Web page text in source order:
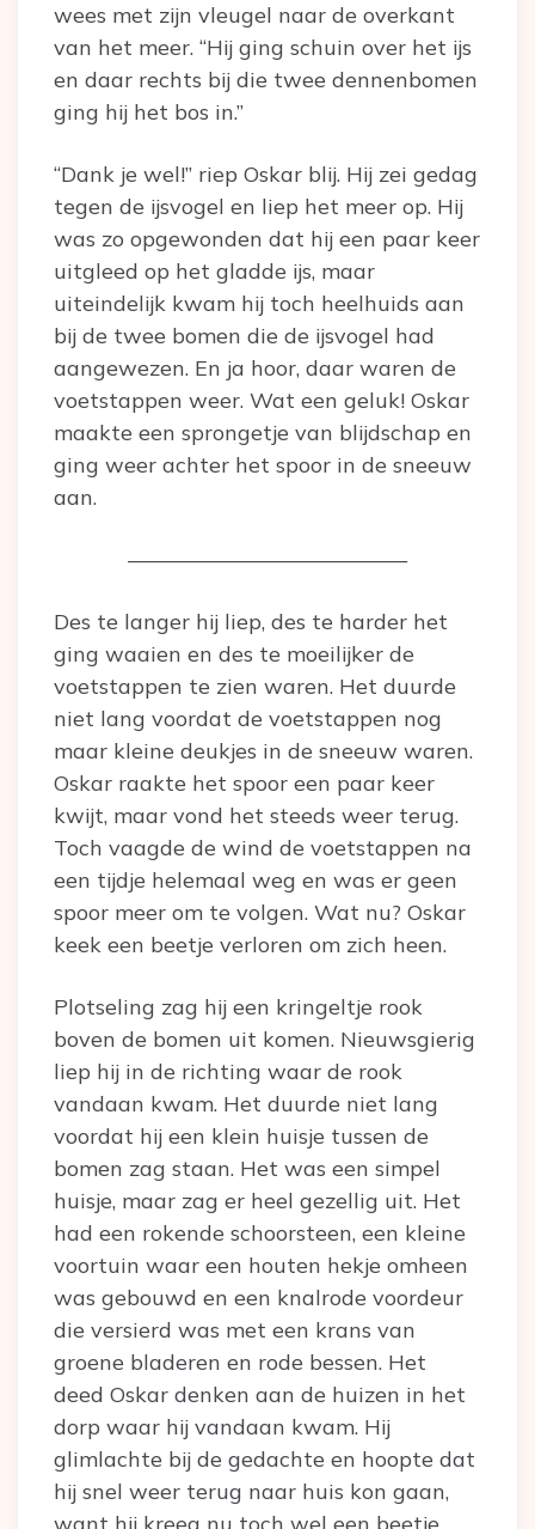
wees met zijn vleugel naar de overkant
van het meer. “Hij ging schuin over het ijs
en daar rechts bij die twee dennenbomen
ging hij het bos in.”
“Dank je wel!” riep Oskar blij. Hij zei gedag
tegen de ijsvogel en liep het meer op. Hij
was zo opgewonden dat hij een paar keer
uitgleed op het gladde ijs, maar
uiteindelijk kwam hij toch heelhuids aan
bij de twee bomen die de ijsvogel had
aangewezen. En ja hoor, daar waren de
voetstappen weer. Wat een geluk! Oskar
maakte een sprongetje van blijdschap en
ging weer achter het spoor in de sneeuw
aan.
—————————————
Des te langer hij liep, des te harder het
ging waaien en des te moeilijker de
voetstappen te zien waren. Het duurde
niet lang voordat de voetstappen nog
maar kleine deukjes in de sneeuw waren.
Oskar raakte het spoor een paar keer
kwijt, maar vond het steeds weer terug.
Toch vaagde de wind de voetstappen na
een tijdje helemaal weg en was er geen
spoor meer om te volgen. Wat nu? Oskar
keek een beetje verloren om zich heen.
Plotseling zag hij een kringeltje rook
boven de bomen uit komen. Nieuwsgierig
liep hij in de richting waar de rook
vandaan kwam. Het duurde niet lang
voordat hij een klein huisje tussen de
bomen zag staan. Het was een simpel
huisje, maar zag er heel gezellig uit. Het
had een rokende schoorsteen, een kleine
voortuin waar een houten hekje omheen
was gebouwd en een knalrode voordeur
die versierd was met een krans van
groene bladeren en rode bessen. Het
deed Oskar denken aan de huizen in het
dorp waar hij vandaan kwam. Hij
glimlachte bij de gedachte en hoopte dat
hij snel weer terug naar huis kon gaan,